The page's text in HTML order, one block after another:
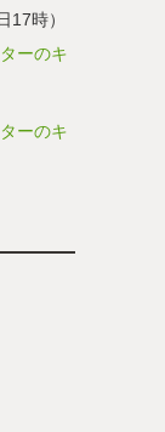
時）
ーのキ
ーのキ